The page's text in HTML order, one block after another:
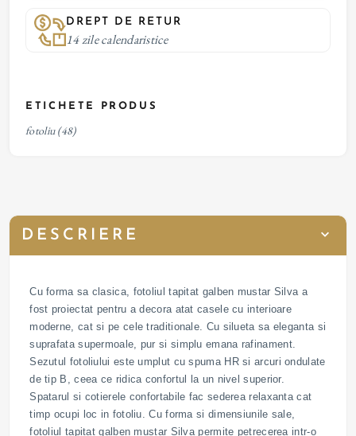
DREPT DE RETUR
14 zile calendaristice
ETICHETE PRODUS
fotoliu (48)
DESCRIERE
Cu forma sa clasica, fotoliul tapitat galben mustar Silva a
fost proiectat pentru a decora atat casele cu interioare
moderne, cat si pe cele traditionale. Cu silueta sa eleganta si
suprafata supermoale, pur si simplu emana rafinament.
Sezutul fotoliului este umplut cu spuma HR si arcuri ondulate
de tip B, ceea ce ridica confortul la un nivel superior.
Spatarul si cotierele confortabile fac sederea relaxanta cat
timp ocupi loc in fotoliu. Cu forma si dimensiunile sale,
fotoliul tapitat galben mustar Silva permite petrecerea intr-o